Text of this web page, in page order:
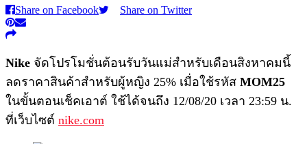
Share on Facebook
Share on Twitter
Nike จัดโปรโมชั่นต้อนรับวันแม่สำหรับเดือนสิงหาคมนี้
ลดราคาสินค้าสำหรับผู้หญิง 25% เมื่อใช้รหัส MOM25
ในขั้นตอนเช็คเอาต์ ใช้ได้จนถึง 12/08/20 เวลา 23:59 น.
ที่เว็บไซต์ nike.com